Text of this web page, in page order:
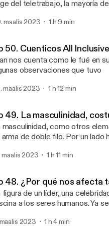
del teletrabajo, la mayoría
donde por lo
son únicos y tienen
años estos espacios de
o sitios de coworking o
habiendo reglas y maneras
alguna vez que el
maalis 2023 1 h 9 min
50. Cuenticos All Inclusive
nos cuenta como le fué en
observaciones que tuvo
maalis 2023 1 h 12 min
49. La masculinidad,
masculinidad, como otros
arma de doble filo. Por un
como la valentía, la
de un niño. Sin
van acompañados por la
de antivalores que se han
al más puro estilo de
es: ¿qué ambiente de
maalis 2023 1 h 11 min
48. ¿Por qué nos afecta
figura de un líder, una
a los seres humanos. Ya
nos genera una atracción.
2023 1 h 4 min